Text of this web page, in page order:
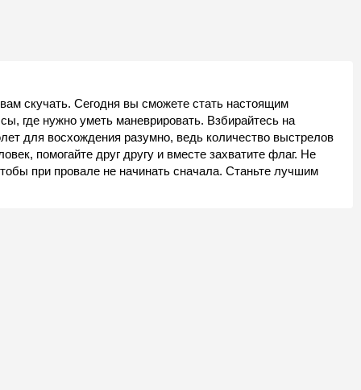
скучать. Сегодня вы сможете стать настоящим
где нужно уметь маневрировать. Взбирайтесь на
для восхождения разумно, ведь количество выстрелов
помогайте друг другу и вместе захватите флаг. Не
при провале не начинать сначала. Станьте лучшим